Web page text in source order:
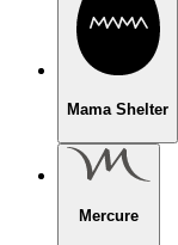
Mama Shelter
Mercure